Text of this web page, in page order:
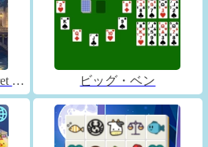
Treasures of Paris: The Secret of Gems - Match 3 ビッグ・ベン